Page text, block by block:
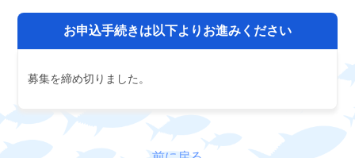
お申込手続きは以下よりお進みください
募集を締め切りました。